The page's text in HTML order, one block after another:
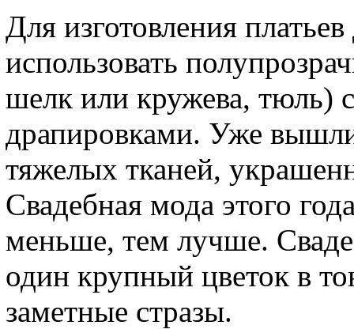
Для изготовления
использовать
шелк или кружева,
драпировками. Уже
тяжелых тканей,
Свадебная мода этого
меньше, тем лучше.
один крупный цветок в
заметные стразы.